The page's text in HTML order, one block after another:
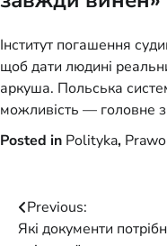
Інститут погашення
щоб дати людині
аркуша. Польська
можливість — головне
Posted in Polityka, Prawo
Post
Previous:
Які документи